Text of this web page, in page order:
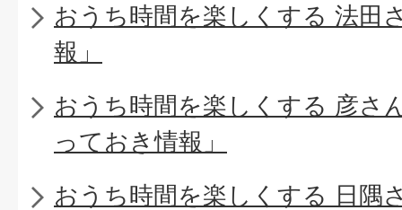
おうち時間を楽しくする 法田
報」
おうち時間を楽しくする 彦さ
っておき情報」
おうち時間を楽しくする 日隅